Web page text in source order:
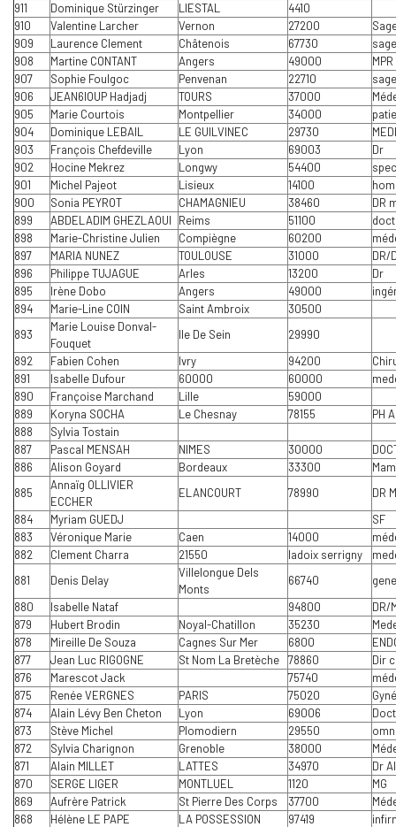
911
Dominique Stürzinger LIESTAL
4410
910
Valentine Larcher Vernon 27200
909
Laurence Clement Châtenois 67730
908
Martine CONTANT Angers 49000
MPR
907
Sophie Foulgoc Penvenan 22710
906
JEAN6lOUP Hadjadj TOURS 37000
905
Marie Courtois Montpellier 34000
904
Dominique LEBAIL LE GUILVINEC 29730
903
François Chefdeville Lyon 69003
Dr
902
Hocine Mekrez Longwy 54400
901
Michel Pajeot Lisieux 14100
900
Sonia PEYROT CHAMAGNIEU 38460
DR
899
ABDELADIM GHEZLAOUI Reims 51100
898
Marie-Christine Julien Compiègne 60200
897
MARIA NUNEZ TOULOUSE 31000
DR/
896
Philippe TUJAGUE Arles 13200
Dr
895
Irène Dobo Angers 49000
894
Marie-Line COIN Saint Ambroix
30500
893
Marie Louise Donval-
Fouquet
Ile De Sein
29990
892
Fabien Cohen Ivry 94200
891
Isabelle Dufour 60000 60000
890
Françoise Marchand Lille
59000
889
Koryna SOCHA Le Chesnay 78155
PH
888
Sylvia Tostain
887
Pascal MENSAH NIMES 30000
886
Alison Goyard Bordeaux 33300
885
Annaïg OLLIVIER
ECCHER
ELANCOURT 78990
DR
884
Myriam GUEDJ
SF
883
Véronique Marie Caen 14000
882
Clement Charra 21550 ladoix serrigny
881
Denis Delay
Villelongue Dels
Monts
66740
880
Isabelle Nataf 94800
DR/
879
Hubert Brodin Noyal-Chatillon 35230
878
Mireille De Souza Cagnes Sur Mer 6800
877
Jean Luc RIGOGNE St Nom La Bretèche 78860
Dir
876
Marescot Jack 75740
875
Renée VERGNES PARIS 75020
874
Alain Lévy Ben Cheton Lyon 69006
873
Stève Michel Plomodiern 29550
872
Sylvia Charignon Grenoble 38000
871
Alain MILLET LATTES 34970
Dr
870
SERGE LIGER MONTLUEL 1120
MG
869
Aufrère Patrick St Pierre Des Corps 37700
868
Hélène LE PAPE LA POSSESSION 97419